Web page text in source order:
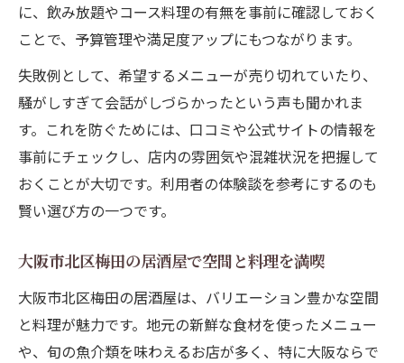
に、飲み放題やコース料理の有無を事前に確認しておく
ことで、予算管理や満足度アップにもつながります。
失敗例として、希望するメニューが売り切れていたり、
騒がしすぎて会話がしづらかったという声も聞かれま
す。これを防ぐためには、口コミや公式サイトの情報を
事前にチェックし、店内の雰囲気や混雑状況を把握して
おくことが大切です。利用者の体験談を参考にするのも
賢い選び方の一つです。
大阪市北区梅田の居酒屋で空間と料理を満喫
大阪市北区梅田の居酒屋は、バリエーション豊かな空間
と料理が魅力です。地元の新鮮な食材を使ったメニュー
や、旬の魚介類を味わえるお店が多く、特に大阪ならで